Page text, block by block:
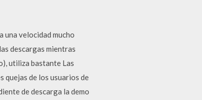
una velocidad mucho
descargas mientras
utiliza bastante Las
quejas de los usuarios de
de descarga la demo